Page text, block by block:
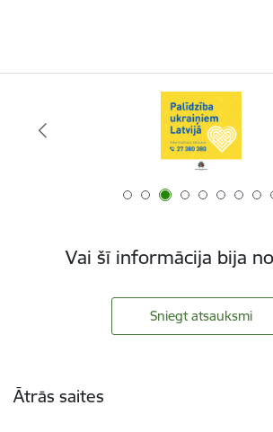
Vai šī informācija bija
Sniegt atsauksmi
Ātrās saites